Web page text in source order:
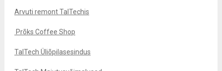
Arvuti remont TalTechis
Prõks Coffee Shop
TalTech Üliõpilasesindus